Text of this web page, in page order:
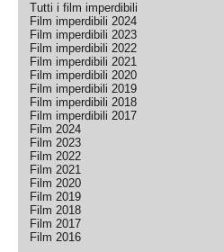
Tutti i film imperdibili
Film imperdibili 2024
Film imperdibili 2023
Film imperdibili 2022
Film imperdibili 2021
Film imperdibili 2020
Film imperdibili 2019
Film imperdibili 2018
Film imperdibili 2017
Film 2024
Film 2023
Film 2022
Film 2021
Film 2020
Film 2019
Film 2018
Film 2017
Film 2016